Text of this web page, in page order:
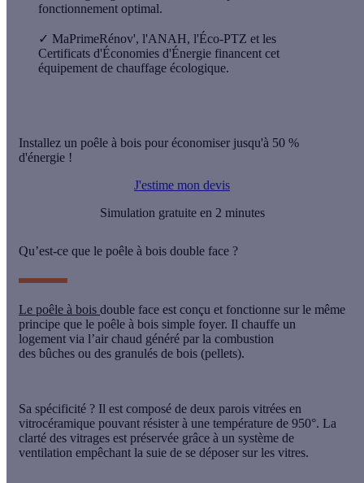
fonctionnement optimal.
✓ MaPrimeRénov', l'ANAH, l'Éco-PTZ et les
Certificats d'Économies d'Énergie financent cet
équipement de chauffage écologique.
Installez un poêle à bois pour économiser jusqu'à 50 %
d'énergie !
J'estime mon devis
Simulation gratuite en 2 minutes
Qu’est-ce que le poêle à bois double face ?
Le poêle à bois double face est conçu et fonctionne sur le même
principe que le poêle à bois simple foyer. Il chauffe un
logement via l’air chaud généré par la combustion
des bûches ou des granulés de bois (pellets).
Sa spécificité ? Il est composé de deux parois vitrées en
vitrocéramique pouvant résister à une température de 950°. La
clarté des vitrages est préservée grâce à un système de
ventilation empêchant la suie de se déposer sur les vitres.